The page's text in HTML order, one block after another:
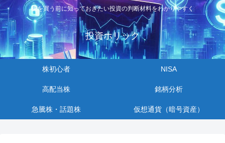
株を買う前に知っておきたい投資の判断材料をわかりやすく
投資ホリック
株初心者 NISA
高配当株 銘柄分析
急騰株・話題株 仮想通貨（暗号資産）